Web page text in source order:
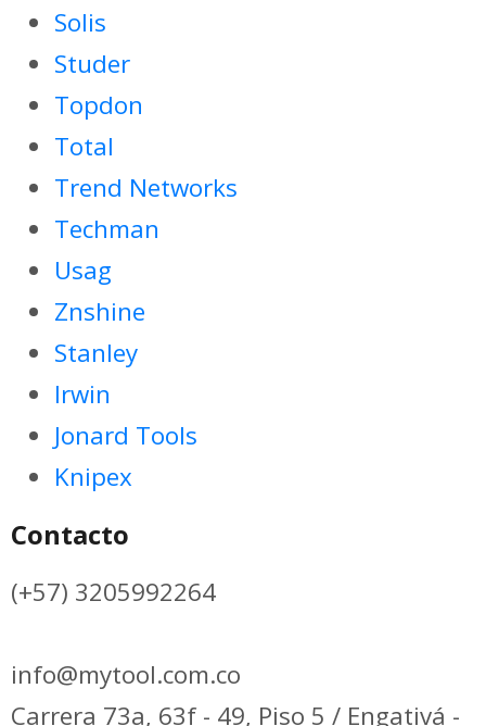
Solis
Studer
Topdon
Total
Trend Networks
Techman
Usag
Znshine
Stanley
Irwin
Jonard Tools
Knipex
Contacto
(+57) 3205992264
info@mytool.com.co
Carrera 73a, 63f - 49, Piso 5 / Engativá -